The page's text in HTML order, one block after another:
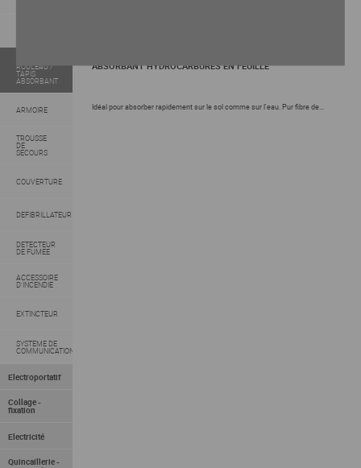
ROULEAU /
TAPIS
ABSORBANT
ARMOIRE
TROUSSE
DE
SECOURS
COUVERTURE
DEFIBRILLATEUR
DETECTEUR
DE FUMEE
ACCESSOIRE
D'INCENDIE
EXTINCTEUR
SYSTEME DE
COMMUNICATION
Electroportatif
Collage -
fixation
Electricité
Quincaillerie -
ABSORBANT HYDROCARBURES EN FEUILLE
Idéal pour absorber rapidement sur le sol comme sur l'eau. Pur fibre de...